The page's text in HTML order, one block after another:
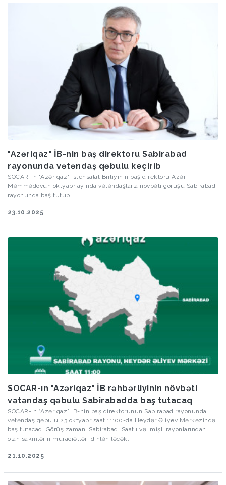
"Azəriqaz" İB-nin baş direktoru Sabirabad
rayonunda vətəndaş qəbulu keçirib
SOCAR-ın "Azəriqaz" İstehsalat Birliyinin baş direktoru Azər
Məmmədovun oktyabr ayında vətəndaşlarla növbəti görüşü Sabirabad
rayonunda baş tutub.
23.10.2025
SOCAR-ın "Azəriqaz" İB rəhbərliyinin növbəti
vətəndaş qəbulu Sabirabadda baş tutacaq
SOCAR-ın “Azəriqaz” İB-nin baş direktorunun Sabirabad rayonunda
vətəndaş qəbulu 23 oktyabr saat 11:00-da Heydər Əliyev Mərkəzində
baş tutacaq. Görüş zamanı Sabirabad, Saatlı və İmişli rayonlarından
olan sakinlərin müraciətləri dinləniləcək.
21.10.2025